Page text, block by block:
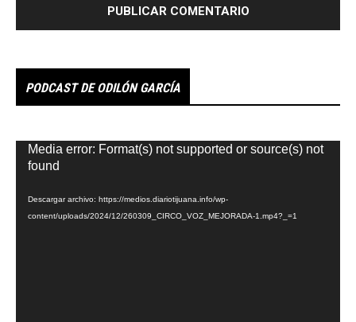
PODCAST DE ODILÓN GARCÍA
Reproductor
de
Media error: Format(s) not supported or source(s) not
found
Descargar archivo: https://medios.diariotijuana.info/wp-
content/uploads/2024/12/260309_CIRCO_VOZ_MEJORADA-1.mp4?_=1